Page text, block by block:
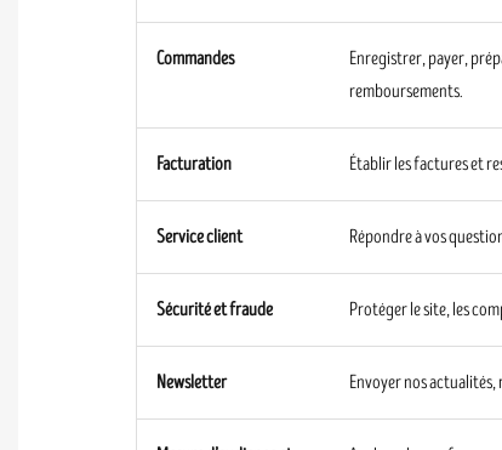
Commandes
Enregistrer, payer,
remboursements.
Facturation Établir les factures et
Service client Répondre à vos
Sécurité et fraude Protéger le site, les
Newsletter Envoyer nos